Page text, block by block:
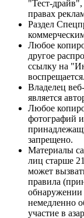
"Тест-
правах
Раздел
Любое
другое
ссылку на
воспрещается.
Владелец
является
Любое
фотографий
запрещено.
Материалы
лиц старше
может
правила
обнаружении
немедленно
участие в